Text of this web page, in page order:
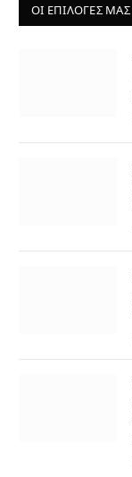
ΟΙ ΕΠΙΛΟΓΈΣ ΜΑΣ